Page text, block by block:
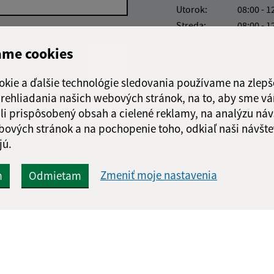
cookies
a ďalšie technológie sledovania používame na
našich webových stránok, na to, aby sme
prispôsobený obsah a cielené reklamy, na analýzu
stránok a na pochopenie toho, odkiaľ naši
Odmietam Zmeniť moje nastavenia
správu
Utorok:
08:00 -
Streda:
08:00 -
Obedňajšia